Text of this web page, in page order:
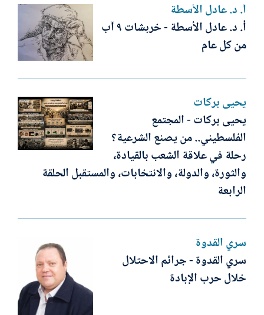
أ. د. عادل الأسطة
أ. د. عادل الأسطة - خربشات ٩ آب
من كل عام
يحيى بركات
يحيى بركات - المجتمع
الفلسطيني.. من يصنع الشرعية؟
رحلة في علاقة الشعب بالقيادة،
والثورة، والدولة، والانتخابات، والمستقبل الحلقة
الرابعة
سري القدوة
سري القدوة - جرائم الاحتلال
خلال حرب الإبادة